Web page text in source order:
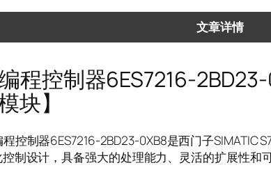
文章详情
编程控制器6ES7216-
块】
制器6ES7216-2BD23-0XB8是西门子SIMATIC
制设计，具备强大的处理能力、灵活的扩展性和